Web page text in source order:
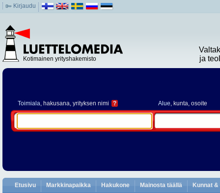
Kirjaudu
Kotimainen yrityshakemisto
ja
Toimiala, hakusana, yrityksen nimi ? Alue, kunta, osoite
Etusivu Markkinapaikka Hakukone Mainosta täällä Kunnat